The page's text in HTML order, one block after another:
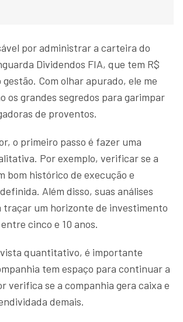
por administrar a carteira do
Dividendos FIA, que tem R$
gestão. Com olhar apurado, ele me
os grandes segredos para garimpar
de proventos.
o primeiro passo é fazer uma
Por exemplo, verificar se a
bom histórico de execução e
Além disso, suas análises
traçar um horizonte de investimento
cinco e 10 anos.
quantitativo, é importante
tem espaço para continuar a
verifica se a companhia gera caixa e
demais.